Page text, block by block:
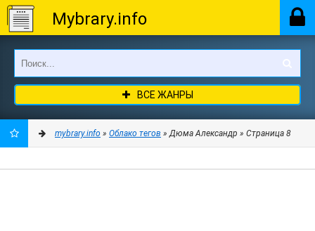
Mybrary.info
ВСЕ ЖАНРЫ
mybrary.info » Облако тегов » Дюма Александр » Страница 8